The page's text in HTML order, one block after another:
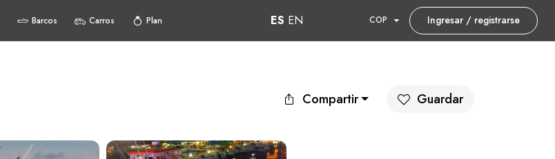
Barcos Carros Plan ES EN COP Ingresar / registrarse
Compartir Guardar